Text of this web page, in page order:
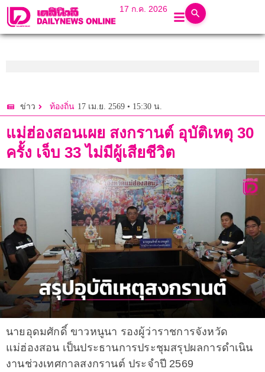
17 ก.ค. 2026
ข่าว ท้องถิ่น 17 เม.ย. 2569 • 15:30 น.
แม่ฮ่องสอนเผย สงกรานต์ อุบัติเหตุ 30
ครั้ง เจ็บ 33 ไม่มีผู้เสียชีวิต
นายอุดมศักดิ์ ขาวหนูนา รองผู้ว่าราชการจังหวัด
แม่ฮ่องสอน เป็นประธานการประชุมสรุปผลการดำเนิน
งานช่วงเทศกาลสงกรานต์ ประจำปี 2569